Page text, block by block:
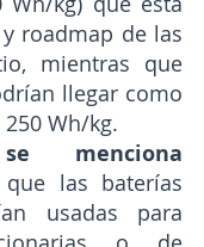
roadmap de las
mientras que
llegar como
Wh/kg.
se menciona
que las baterías
usadas para